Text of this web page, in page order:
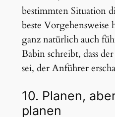
bestimmten Situation
beste Vorgehensweise
ganz natürlich auch
Babin schreibt, dass
sei, der Anführer
10. Planen,
planen